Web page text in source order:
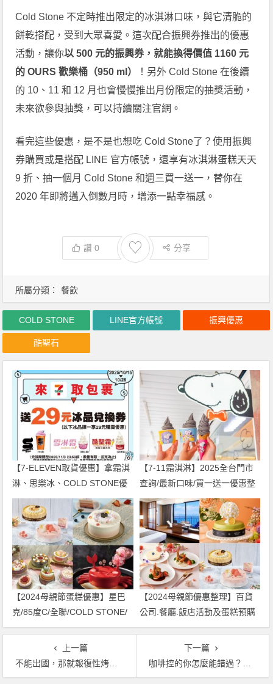
Cold Stone 不定時推出限定的冰淇淋口味，與它清脆的
餅乾搭配，受到大眾喜愛。這次配合振興券推出的優惠
活動，讓你以 500 元的振興券，就能換得價值 1160 元
的 OURS 歡樂桶（950 ml）
！另外 Cold Stone 在後續
的 10、11 和 12 月也會慢慢推出月份限定的抽獎活動，
未來欲參與抽獎，可以持續關注官網。
看完這些優惠，是不是也想吃 Cold Stone了？使用振興
券購買或是搭配 LINE 官方帳號，還享有冰淇淋蛋糕天天
9 折、抽一個月 Cold Stone 和週三買一送一，替你在
2020 年即將邁入倒數月時，增添一點幸福感。
讚0 ♡ 分享
所屬分類： 餐飲
COLD STONE LINE官方帳號 振興優惠
酷聖石
【7-ELEVEN取貨優惠】拿霜淇
淋、思樂冰、COLD STONE優
惠券！
【7-11霜淇淋】2025全台門市
查詢/最新口味/買一送一優惠整
理
【2024母親節蛋糕優惠】星巴
克/85度C/全聯/COLD STONE/
台北/台中一次看！
【2024母親節優惠整理】百貨
公司.餐廳.飯店活動及蛋糕預購
一次看
上一篇
不能出國，那就報復性烤肉吧！ Costco中秋燒烤組搶先開跑！
下一篇
咖啡控的你怎麼能錯過？西雅圖全新濃淬咖啡球極品盒裝咖啡，在 7-ELEVEN 買一送一囉！振興優惠冰沙加 140 元以下飲品只要 200 元！